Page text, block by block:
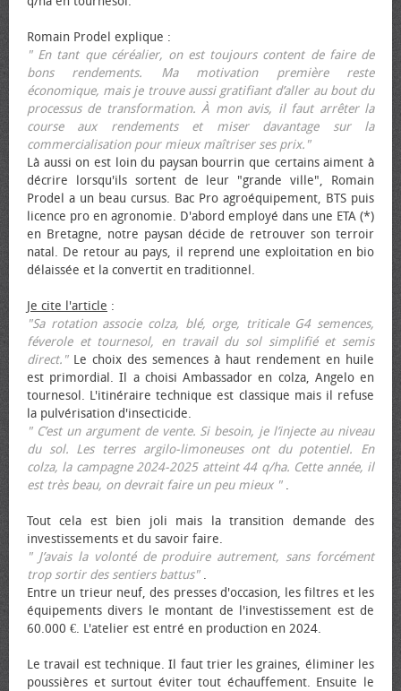
Romain Prodel explique :
" En tant que céréalier, on est toujours content de faire de
bons rendements. Ma motivation première reste
économique, mais je trouve aussi gratifiant d’aller au bout du
processus de transformation. À mon avis, il faut arrêter la
course aux rendements et miser davantage sur la
commercialisation pour mieux maîtriser ses prix."
Là aussi on est loin du paysan bourrin que certains aiment à
décrire lorsqu'ils sortent de leur "grande ville", Romain
Prodel a un beau cursus. Bac Pro agroéquipement, BTS puis
licence pro en agronomie. D'abord employé dans une ETA (*)
en Bretagne, notre paysan décide de retrouver son terroir
natal. De retour au pays, il reprend une exploitation en bio
délaissée et la convertit en traditionnel.
Je cite l'article :
"Sa rotation associe colza, blé, orge, triticale G4 semences,
féverole et tournesol, en travail du sol simplifié et semis
direct."Le choix des semences à haut rendement en huile
est primordial. Il a choisi Ambassador en colza, Angelo en
tournesol. L'itinéraire technique est classique mais il refuse
la pulvérisation d'insecticide.
" C’est un argument de vente. Si besoin, je l’injecte au niveau
du sol. Les terres argilo-limoneuses ont du potentiel. En
colza, la campagne 2024-2025 atteint 44 q/ha. Cette année, il
est très beau, on devrait faire un peu mieux ".
Tout cela est bien joli mais la transition demande des
investissements et du savoir faire.
" J’avais la volonté de produire autrement, sans forcément
trop sortir des sentiers battus".
Entre un trieur neuf, des presses d'occasion, les filtres et les
équipements divers le montant de l'investissement est de
60.000 €. L'atelier est entré en production en 2024.
Le travail est technique. Il faut trier les graines, éliminer les
poussières et surtout éviter tout échauffement. Ensuite le